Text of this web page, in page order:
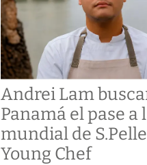
Andrei Lam
Panamá el pase a
mundial de
Young Chef